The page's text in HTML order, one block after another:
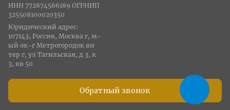
Обратный звонок
ИНН 772874566189 ОГРНИП
325508100020350
Юридический адрес:
107143, Россия, Москва г, м-
ый ок-г Метрогородок вн
тер г, ул Тагильская, д 3, к
3, кв 50